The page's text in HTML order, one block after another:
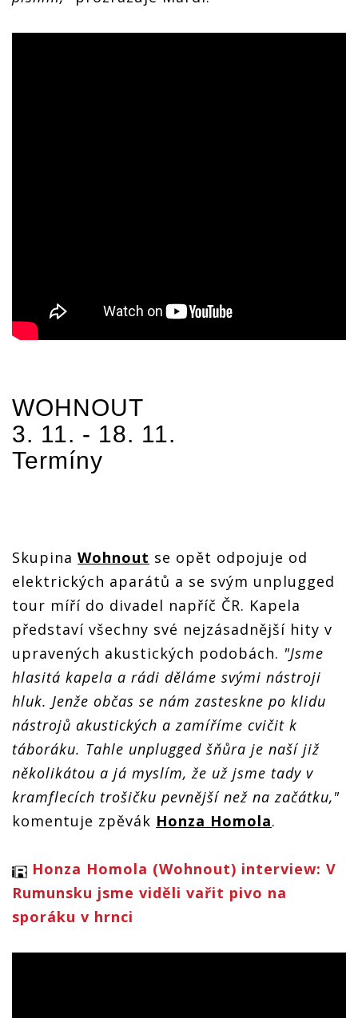
WOHNOUT
3. 11. - 18. 11.
Termíny
Skupina Wohnout se opět odpojuje od
elektrických aparátů a se svým unplugged
tour míří do divadel napříč ČR. Kapela
představí všechny své nejzásadnější hity v
upravených akustických podobách. "Jsme
hlasitá kapela a rádi děláme svými nástroji
hluk. Jenže občas se nám zasteskne po klidu
nástrojů akustických a zamíříme cvičit k
táboráku. Tahle unplugged šňůra je naší již
několikátou a já myslím, že už jsme tady v
kramflecích trošičku pevnější než na začátku,"
komentuje zpěvák Honza Homola.
Honza Homola (Wohnout) interview: V
Rumunsku jsme viděli vařit pivo na
sporáku v hrnci